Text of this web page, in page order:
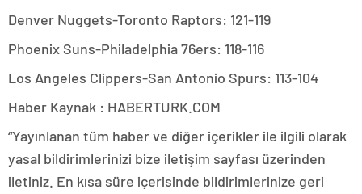
Denver Nuggets-Toronto Raptors: 121-119
Phoenix Suns-Philadelphia 76ers: 118-116
Los Angeles Clippers-San Antonio Spurs: 113-104
Haber Kaynak : HABERTURK.COM
“Yayınlanan tüm haber ve diğer içerikler ile ilgili olarak
yasal bildirimlerinizi bize iletişim sayfası üzerinden
iletiniz. En kısa süre içerisinde bildirimlerinize geri